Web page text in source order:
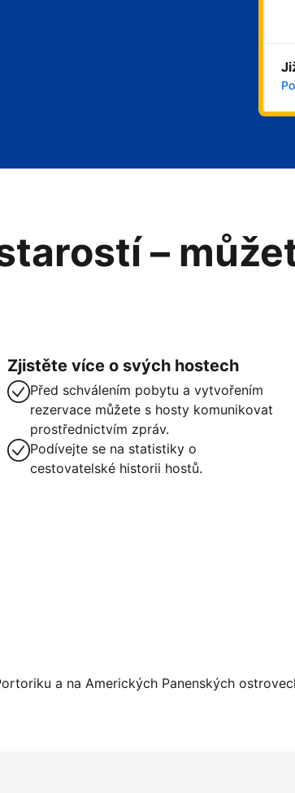
–
Zjistěte více o svých hostech
Před schválením pobytu a vytvořením
rezervace můžete s hosty komunikovat
prostřednictvím zpráv.
Podívejte se na statistiky o
cestovatelské historii hostů.
a na Amerických Panenských